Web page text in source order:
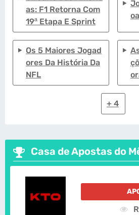
As: F1 Retorna Com
19ª Etapa E Sprint
Os 5 Maiores Jogad
Ores Da História Da
NFL
+ 4
Casa de Apostas do